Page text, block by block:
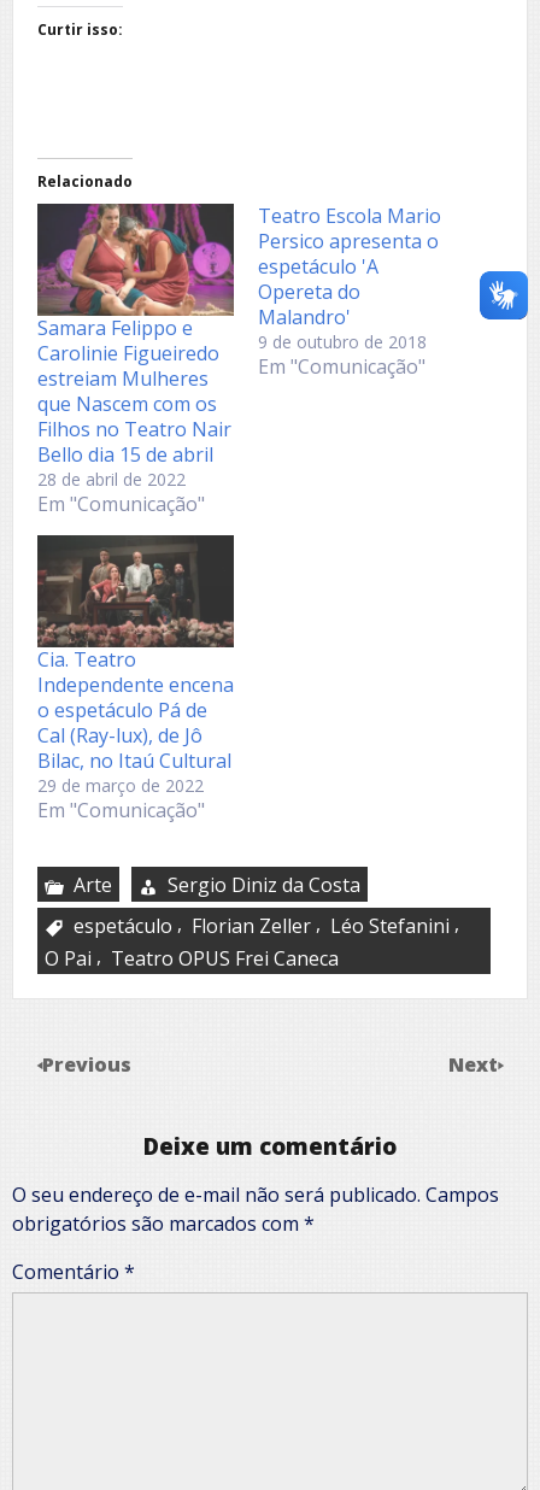
Curtir isso:
Relacionado
Samara Felippo e
Carolinie Figueiredo
estreiam Mulheres
que Nascem com os
Filhos no Teatro Nair
Bello dia 15 de abril
28 de abril de 2022
Em "Comunicação"
Teatro Escola Mario
Persico apresenta o
espetáculo 'A
Opereta do
Malandro'
9 de outubro de 2018
Em "Comunicação"
Cia. Teatro
Independente encena
o espetáculo Pá de
Cal (Ray-lux), de Jô
Bilac, no Itaú Cultural
29 de março de 2022
Em "Comunicação"
Arte
Sergio Diniz da Costa
espetáculo , Florian Zeller , Léo Stefanini ,
O Pai , Teatro OPUS Frei Caneca
Previous Next
Deixe um comentário
O seu endereço de e-mail não será publicado. Campos
obrigatórios são marcados com *
Comentário *